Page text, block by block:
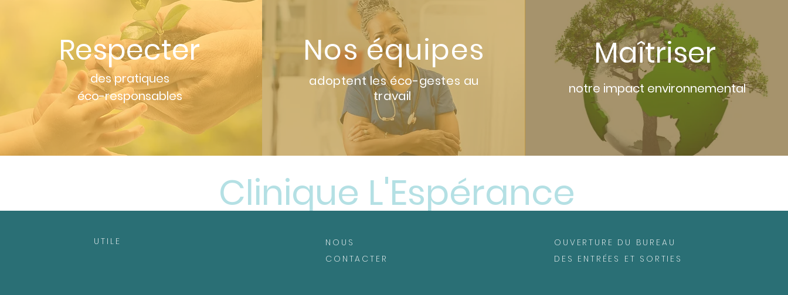
Respecter
des pratiques
éco-responsables
Nos équipes
adoptent les éco-gestes au
travail
Maîtriser
notre impact environnemental
Clinique L'Espérance
UTILE
NOUS
CONTACTER
OUVERTURE DU BUREAU
DES ENTRÉES ET SORTIES